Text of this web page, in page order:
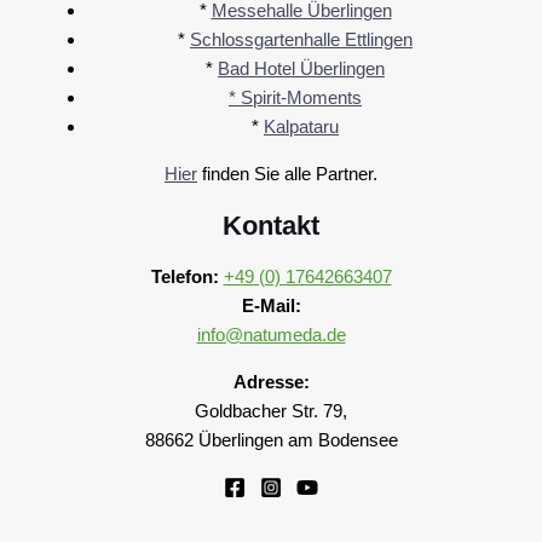
* Messehalle Überlingen
* Schlossgartenhalle Ettlingen
* Bad Hotel Überlingen
* Spirit-Moments
* Kalpataru
Hier finden Sie alle Partner.
Kontakt
Telefon: +49 (0) 17642663407
E-Mail:
info@natumeda.de
Adresse:
Goldbacher Str. 79,
88662 Überlingen am Bodensee